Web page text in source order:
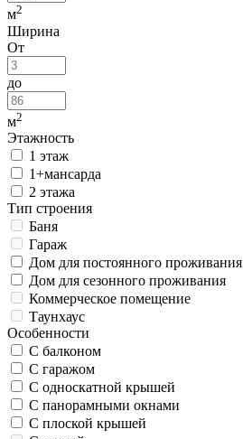
м2
Ширина
От
до
м2
Этажность
1 этаж
1+мансарда
2 этажа
Тип строения
Баня
Гараж
Дом для постоянного проживания
Дом для сезонного проживания
Коммерческое помещение
Таунхаус
Особенности
С балконом
С гаражом
С односкатной крышей
С панорамными окнами
С плоской крышей